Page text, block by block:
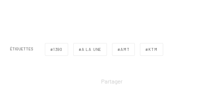
ÉTIQUETTES 1390 A LA UNE AMT KTM
Partager